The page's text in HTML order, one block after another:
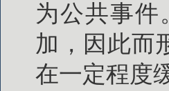
为公共事件
加，因此而
在一定程度